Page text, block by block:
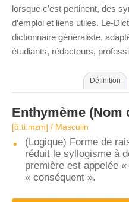
lorsque c’est pertinent, des
d’emploi et liens utiles. Le-
dictionnaire généraliste,
étudiants, rédacteurs,
Définition
Enthymème (Nom
[ɑ̃.ti.mɛm] / Masculin
(Logique) Forme de
réduit le syllogisme à
première est appelée
« conséquent ».